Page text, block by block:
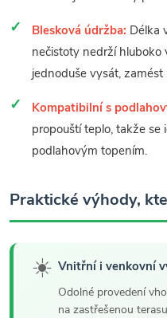
Blesková údržba: Délka
nečistoty nedrží hluboko
jednoduše vysát,
Kompatibilní s
propouští teplo, takže se
podlahovým topením.
Praktické výhody,
☀️ Vnitřní i venkovní
Odolné provedení
na zastřešenou